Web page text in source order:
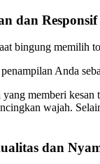
dan Responsif
bingung memilih
Anda
memberi
wajah.
dan